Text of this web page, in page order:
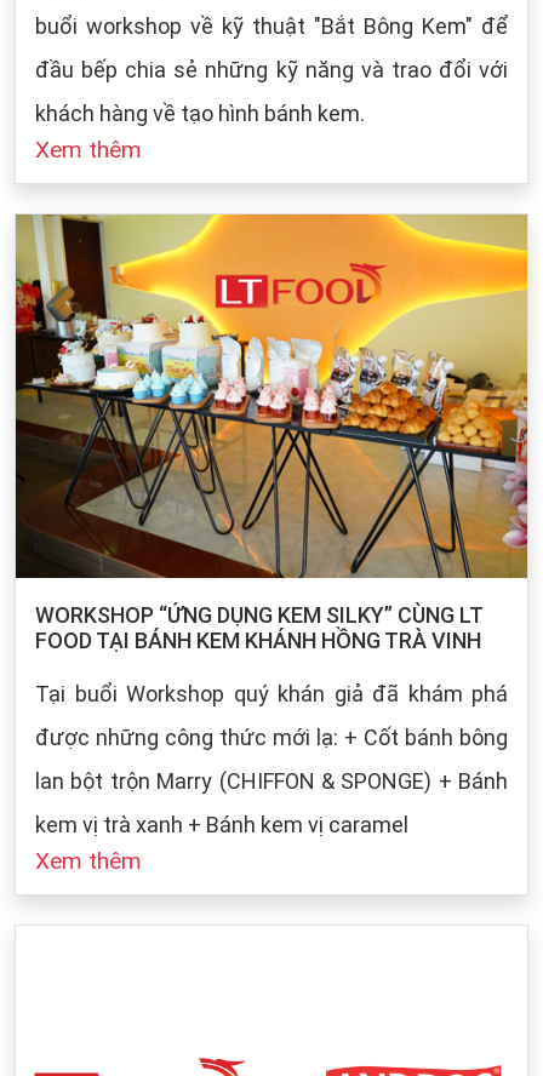
buổi workshop về kỹ thuật "Bắt Bông Kem" để
đầu bếp chia sẻ những kỹ năng và trao đổi với
khách hàng về tạo hình bánh kem.
Xem thêm
WORKSHOP “ỨNG DỤNG KEM SILKY” CÙNG LT
FOOD TẠI BÁNH KEM KHÁNH HỒNG TRÀ VINH
Tại buổi Workshop quý khán giả đã khám phá
được những công thức mới lạ: + Cốt bánh bông
lan bột trộn Marry (CHIFFON & SPONGE) + Bánh
kem vị trà xanh + Bánh kem vị caramel
Xem thêm